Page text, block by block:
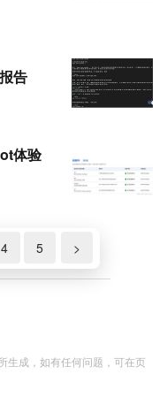
告
体验
4 5 >
生成，如有任何问题，可在页